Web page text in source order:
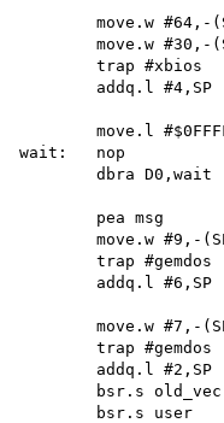
move.w #64,-
move.w #30,-
        trap #xbios
        addq.l #4,SP
move.l
wait:   nop
dbra D0,wait
pea msg
move.w #9,-
        trap #gemdos
        addq.l #6,SP
move.w #7,-
trap #gemdos
        addq.l #2,SP
bsr.s
bsr.s user